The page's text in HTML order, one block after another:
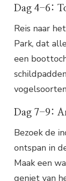
Dag 4-6:
Reis naar
Park, dat
een
Dag 7-9:
Bezoek de
ontspan in
Maak een
geniet van